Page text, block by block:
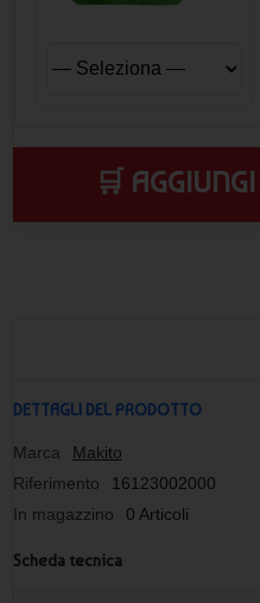
🛒
DETTAGLI DEL PRODOTTO
Marca
Makito
Riferimento
16123002000
In magazzino
0 Articoli
Scheda tecnica